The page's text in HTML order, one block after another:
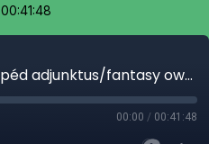
00:41:48
Week 1 előzetes - a 10 millió ortopéd adjunktus/fantasy owner országa
00:00 / 00:41:48